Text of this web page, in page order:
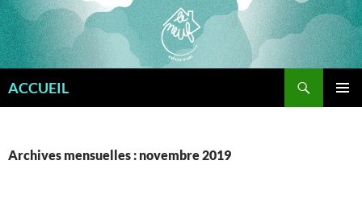
Aller
au
contenu
ACCUEIL
Archives mensuelles : novembre 2019